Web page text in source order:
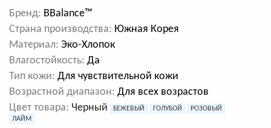
Бренд: BBalance™
Cтрана производства: Южная Корея
Материал: Эко-Хлопок
Влагостойкость: Да
Тип кожи: Для чувствительной кожи
Возрастной диапазон: Для всех возрастов
Цвет товара: Черный БЕЖЕВЫЙ ГОЛУБОЙ
РОЗОВЫЙ
ЛАЙМ